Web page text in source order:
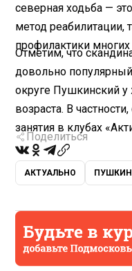
северная ходьба —
метод реабилитации,
профилактики многих
Отметим, что
довольно
округе Пушкинский у
возраста. В
занятия в клубах
Поделиться
АКТУАЛЬНО